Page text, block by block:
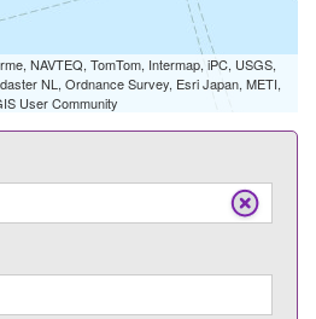
NAVTEQ, TomTom, Intermap, iPC, USGS,
NL, Ordnance Survey, Esri Japan, METI,
User Community